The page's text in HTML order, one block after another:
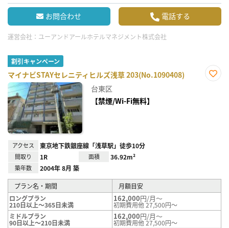
お問合わせ 電話する
運営会社： ユーアンドアールホテルマネジメント株式会社
割引キャンペーン
マイナビSTAYセレニティヒルズ浅草 203(No.1090408)
台東区
【禁煙/Wi-Fi無料】
アクセス 東京地下鉄銀座線「浅草駅」徒歩10分
間取り 1R 面積 36.92m²
築年数 2004年 8月 築
プラン名・期間
月額目安
ロングプラン
210日以上～365日未満
162,000円/月～
初期費用他 27,500円～
ミドルプラン
90日以上～210日未満
162,000円/月～
初期費用他 27,500円～